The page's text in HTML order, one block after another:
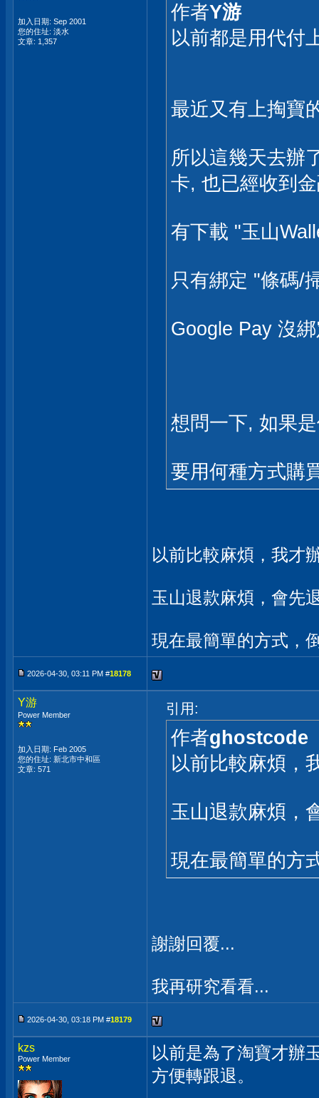
加入日期: Sep 2001
您的住址: 淡水
文章: 1,357
作者Y游
以前都是用代付
最近又有上掏寶
所以這幾天去辦
卡, 也已經收到
有下載 "玉山
只有綁定 "條碼/
Google Pay 沒
想問一下, 如果
要用何種方式購
以前比較麻煩，我才
玉山退款麻煩，會先
現在最簡單的方式，
2026-04-30, 03:11 PM #18178
Y游
Power Member
加入日期: Feb 2005
您的住址: 新北市中和區
文章: 571
引用:
作者ghostcode
以前比較麻煩，
玉山退款麻煩，
現在最簡單的方
謝謝回覆...
我再研究看看...
2026-04-30, 03:18 PM #18179
kzs
Power Member
以前是為了淘寶才辦
方便轉跟退。